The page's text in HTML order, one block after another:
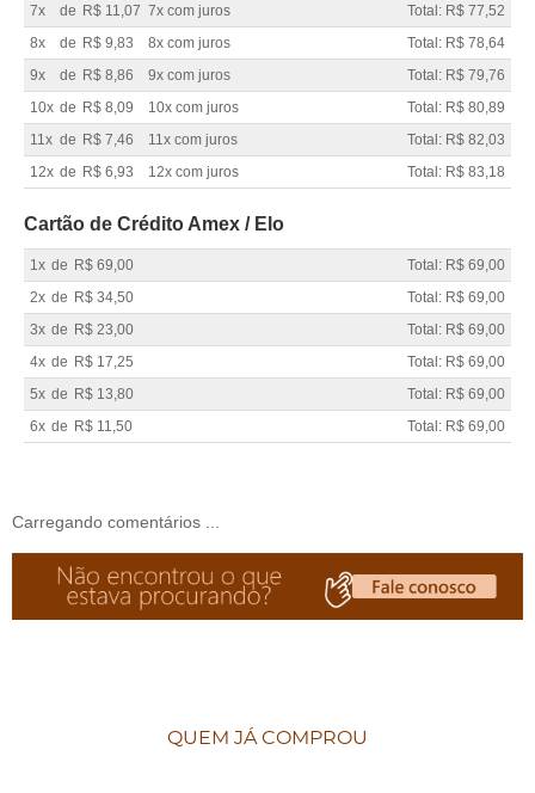
7x
de R$ 11,07 7x com juros
Total: R$ 77,52
8x
de R$ 9,83 8x com juros
Total: R$ 78,64
9x
de R$ 8,86 9x com juros
Total: R$ 79,76
10x de R$ 8,09 10x com juros
Total: R$ 80,89
11x de R$ 7,46 11x com juros
Total: R$ 82,03
12x de R$ 6,93 12x com juros Total: R$ 83,18
Cartão de Crédito Amex / Elo
1x de R$ 69,00
Total: R$ 69,00
2x de R$ 34,50
Total: R$ 69,00
3x de R$ 23,00
Total: R$ 69,00
4x de R$ 17,25
Total: R$ 69,00
5x de R$ 13,80
Total: R$ 69,00
6x de R$ 11,50 Total: R$ 69,00
Carregando comentários ...
QUEM JÁ COMPROU